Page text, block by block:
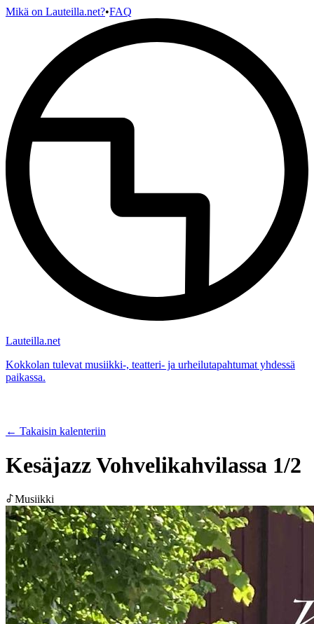
Mikä on Lauteilla.net?•FAQ
Lauteilla.net
Kokkolan tulevat musiikki-, teatteri- ja urheilutapahtumat yhdessä
paikassa.
← Takaisin kalenteriin
Kesäjazz Vohvelikahvilassa 1/2
Musiikki